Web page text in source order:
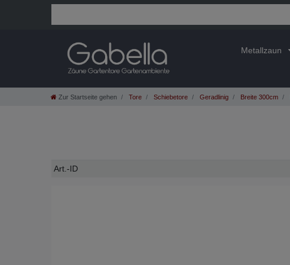
Metallzaun
Zur Startseite gehen Tore Schiebetore Geradlinig Breite 300cm
Technisches
Wert
Art.-ID